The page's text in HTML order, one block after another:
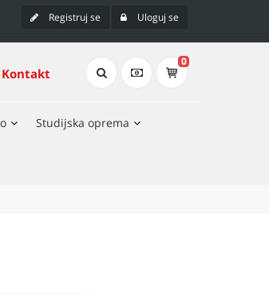
Registruj se Uloguj se
Kontakt
0
Studijska oprema